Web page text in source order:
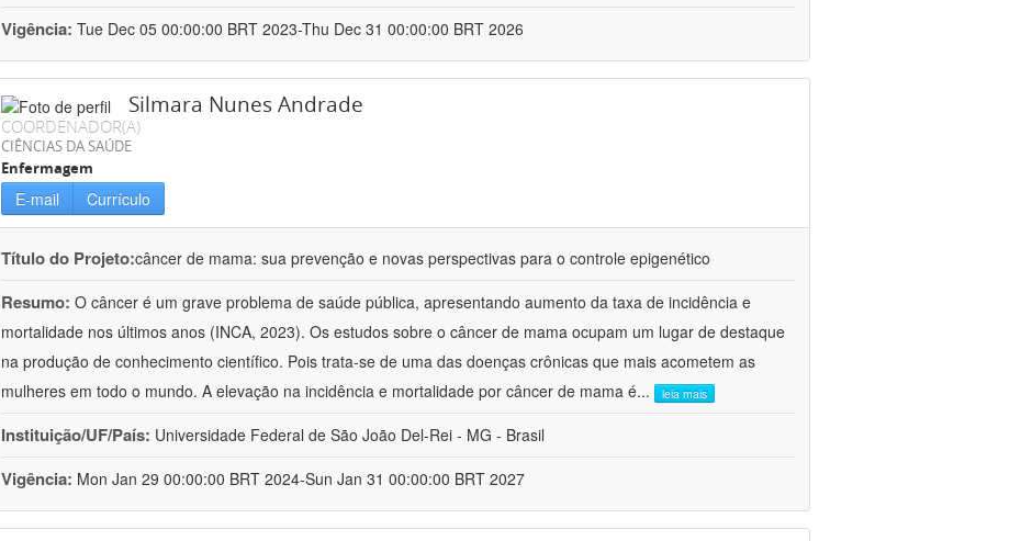
Vigência: Tue Dec 05 00:00:00 BRT 2023-Thu Dec 31 00:00:00 BRT 2026
Silmara Nunes Andrade
COORDENADOR(A)
CIÊNCIAS DA SAÚDE
Enfermagem
E-mail Currículo
Título do Projeto:câncer de mama: sua prevenção e novas perspectivas para o controle epigenético
Resumo: O câncer é um grave problema de saúde pública, apresentando aumento da taxa de incidência e
mortalidade nos últimos anos (INCA, 2023). Os estudos sobre o câncer de mama ocupam um lugar de destaque
na produção de conhecimento científico. Pois trata-se de uma das doenças crônicas que mais acometem as
mulheres em todo o mundo. A elevação na incidência e mortalidade por câncer de mama é... leia mais
Instituição/UF/País: Universidade Federal de São João Del-Rei - MG - Brasil
Vigência: Mon Jan 29 00:00:00 BRT 2024-Sun Jan 31 00:00:00 BRT 2027